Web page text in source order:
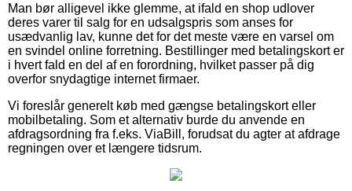
Man bør alligevel ikke glemme, at ifald en shop udlover
deres varer til salg for en udsalgspris som anses for
usædvanlig lav, kunne det for det meste være en varsel om
en svindel online forretning. Bestillinger med betalingskort er
i hvert fald en del af en forordning, hvilket passer på dig
overfor snydagtige internet firmaer.
Vi foreslår generelt køb med gængse betalingskort eller
mobilbetaling. Som et alternativ burde du anvende en
afdragsordning fra f.eks. ViaBill, forudsat du agter at afdrage
regningen over et længere tidsrum.